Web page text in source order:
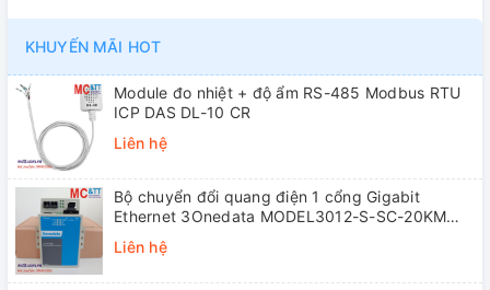
KHUYẾN MÃI HOT
Module đo nhiệt + độ ẩm RS-485 Modbus RTU
ICP DAS DL-10 CR
Liên hệ
Bộ chuyển đổi quang điện 1 cổng Gigabit
Ethernet 3Onedata MODEL3012-S-SC-20KM
Liên hệ